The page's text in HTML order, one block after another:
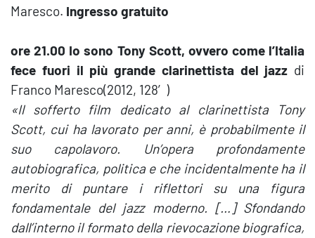
Maresco. Ingresso gratuito
ore 21.00 Io sono Tony Scott, ovvero come l’Italia
fece fuori il più grande clarinettista del jazz di
Franco Maresco(2012, 128′)
«Il sofferto film dedicato al clarinettista Tony
Scott, cui ha lavorato per anni, è probabilmente il
suo capolavoro. Un’opera profondamente
autobiografica, politica e che incidentalmente ha il
merito di puntare i riflettori su una figura
fondamentale del jazz moderno. […] Sfondando
dall’interno il formato della rievocazione biografica,